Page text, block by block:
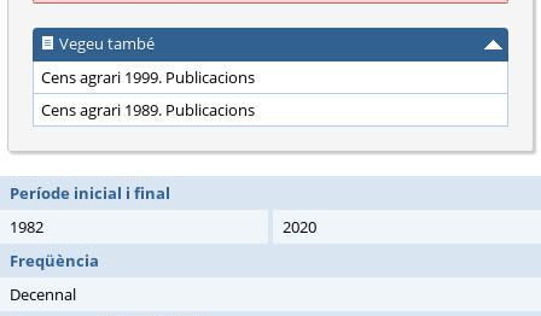
Vegeu també
Cens agrari 1999. Publicacions
Cens agrari 1989. Publicacions
Període inicial i final
1982
2020
Freqüència
Decennal